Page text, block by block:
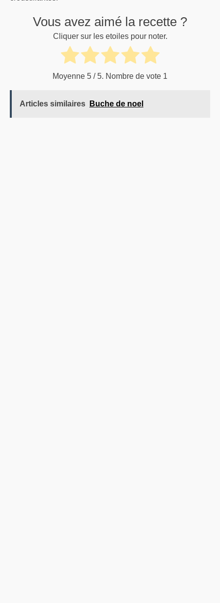
Vous avez aimé la recette ?
Cliquer sur les etoiles pour noter.
Moyenne 5 / 5. Nombre de vote 1
Articles similaires Buche de noel